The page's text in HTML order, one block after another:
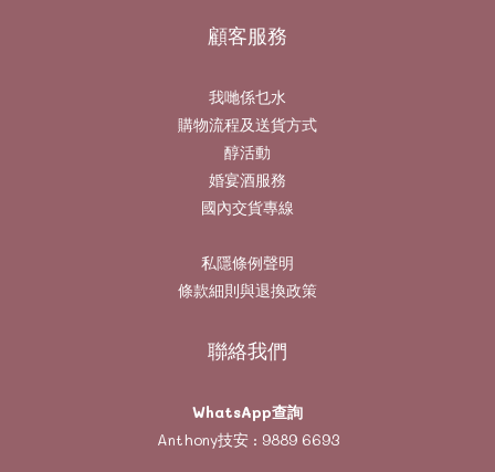
顧客服務
我哋係乜水
購物流程及送貨方式
醇活動
婚宴酒服務
國內交貨專線
私隱條例聲明
條款細則與退換政策
聯絡我們
WhatsApp查詢
Anthony技安 : 9889 6693